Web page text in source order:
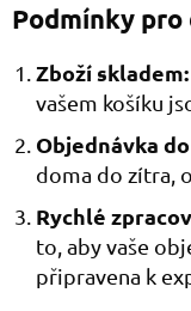
Podmínky
Zboží skladem:
vašem košíku
Objednávka do
doma do zítra,
Rychlé
to, aby vaše
připravena k